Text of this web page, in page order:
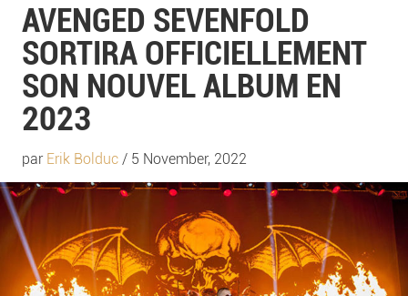
AVENGED SEVENFOLD
SORTIRA OFFICIELLEMENT
SON NOUVEL ALBUM EN
2023
par Erik Bolduc / 5 November, 2022